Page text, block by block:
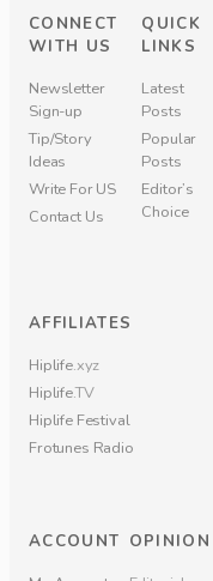
CONNECT
WITH US
Newsletter
Sign-up
Tip/Story
Ideas
Write For US
Contact Us
QUICK
LINKS
Latest
Posts
Popular
Posts
Editor’s
Choice
AFFILIATES
Hiplife.xyz
Hiplife.TV
Hiplife Festival
Frotunes Radio
ACCOUNT OPINION